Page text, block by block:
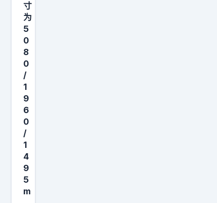
过
炮
弹
坑
视
频
是
A
I
的
好
事
者
。
并
寸
为
5
0
8
0
/
1
9
6
0
/
1
4
9
5
m